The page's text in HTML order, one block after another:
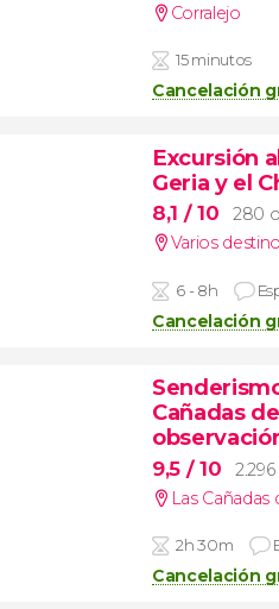
Corralejo
15 minutos
Cancelación
Excursión
Geria y el
8,1 / 10
280
Varios
6 - 8h
Cancelación
Cañadas
9,5 / 10
Las Cañadas
2h 30m
Cancelación